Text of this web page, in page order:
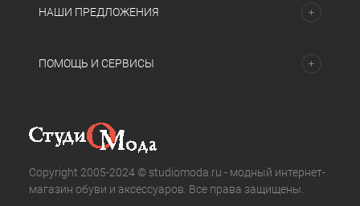
НАШИ ПРЕДЛОЖЕНИЯ
ПОМОЩЬ И СЕРВИСЫ
Copyright 2005-2024 © studiomoda.ru - модный интернет-
магазин обуви и аксессуаров. Все права защищены.